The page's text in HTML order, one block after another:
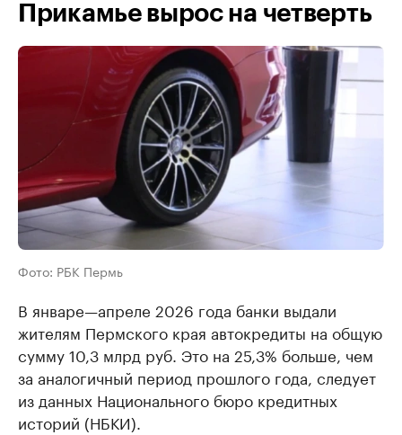
Прикамье вырос на четверть
Фото: РБК Пермь
В январе—апреле 2026 года банки выдали
жителям Пермского края автокредиты на общую
сумму 10,3 млрд руб. Это на 25,3% больше, чем
за аналогичный период прошлого года, следует
из данных Национального бюро кредитных
историй (НБКИ).